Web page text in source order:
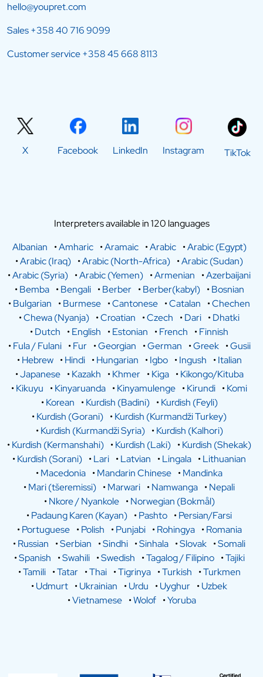
hello@youpret.com
Sales+358 40 716 9099
Customer service+358 45 668 8113
X Facebook LinkedIn Instagram TikTok
Interpreters available in 120 languages
Albanian
•Amharic •Aramaic •Arabic •Arabic (Egypt)
•Arabic (Iraq) •Arabic (North-Africa) •Arabic (Sudan)
•Arabic (Syria) •Arabic (Yemen) •Armenian •Azerbaijani
•Bemba •Bengali •Berber •Berber(kabyl) •Bosnian
•Bulgarian •Burmese •Cantonese •Catalan •Chechen
•Chewa (Nyanja) •Croatian •Czech •Dari •Dhatki
•Dutch •English •Estonian •French •Finnish
•Fula / Fulani •Fur •Georgian •German •Greek •Gusii
•Hebrew •Hindi •Hungarian •Igbo •Ingush •Italian
•Japanese •Kazakh •Khmer •Kiga •Kikongo/Kituba
•Kikuyu •Kinyaruanda •Kinyamulenge •Kirundi •Komi
•Korean •Kurdish (Badini) •Kurdish (Feyli)
•Kurdish (Gorani) •Kurdish (Kurmandži Turkey)
•Kurdish (Kurmandži Syria) •Kurdish (Kalhori)
•Kurdish (Kermanshahi) •Kurdish (Laki) •Kurdish (Shekak)
•Kurdish (Sorani) •Lari •Latvian •Lingala •Lithuanian
•Macedonia •Mandarin Chinese •Mandinka
•Mari (tšeremissi) •Marwari •Namwanga •Nepali
•Nkore / Nyankole •Norwegian (Bokmål)
•Padaung Karen (Kayan) •Pashto •Persian/Farsi
•Portuguese •Polish •Punjabi •Rohingya •Romania
•Russian •Serbian •Sindhi •Sinhala •Slovak •Somali
•Spanish •Swahili •Swedish •Tagalog / Filipino •Tajiki
•Tamili •Tatar •Thai •Tigrinya •Turkish •Turkmen
•Udmurt •Ukrainian •Urdu •Uyghur •Uzbek
•Vietnamese •Wolof •Yoruba